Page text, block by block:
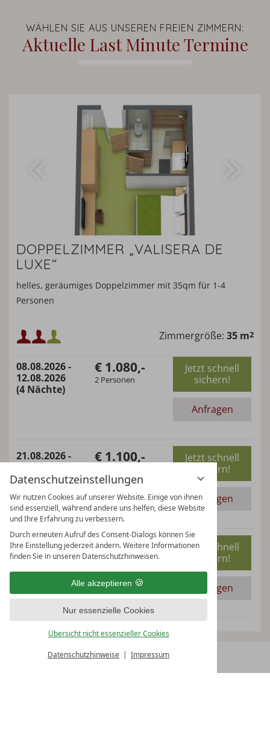
Datenschutzeinstellungen
Wir nutzen Cookies auf unserer Website. Einige von ihnen
sind essenziell, während andere uns helfen, diese Website
und Ihre Erfahrung zu verbessern.
Durch erneuten Aufruf des Consent-Dialogs können Sie
Ihre Einstellung jederzeit ändern. Weitere Informationen
finden Sie in unseren Datenschutzhinweisen.
Alle akzeptieren
Nur essenzielle Cookies
Übersicht nicht essenzieller Cookies
Datenschutzhinweise Impressum
WÄHLEN SIE AUS UNSEREN FREIEN ZIMMERN:
Aktuelle Last Minute Termine
DOPPELZIMMER „VALISERA DE
LUXE“
helles, geräumiges Doppelzimmer mit 35qm für 1-4
Personen
Mindestbelegung:
Maximalbelegung:
Zimmergröße: 35 m2
08.08.2026 -
12.08.2026
(4 Nächte)
€ 1.080,-
2 Personen
Jetzt schnell
sichern!
Anfragen
21.08.2026 -
25.08.2026
(4 Nächte)
€ 1.100,-
Jetzt schnell
sichern!
Anfragen
26.08.2026 -
29.08.2026
€ 840,-
2 Personen
Jetzt schnell
sichern!
Anfragen